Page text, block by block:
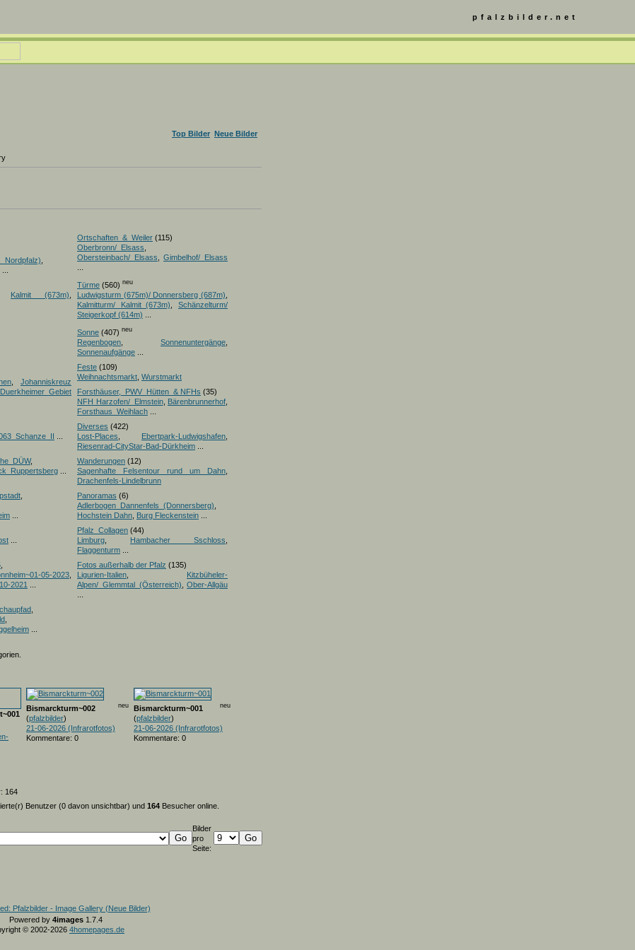
pfalzbilder.net
Top Bilder Neue Bilder
Kalmit (673m)
Johanniskreuz
Gebiet
,
05-2023
2021
Ortschaften_&_Weiler (115)
Oberbronn/_Elsass
Obersteinbach/_Elsass
Gimbelhof/_Elsass
Türme (560) neu
Ludwigsturm (675m)/ Donnersberg (687m)
Kalmitturm/ Kalmit_(673m)
Schänzelturm/
Steigerkopf (614m)
Sonne (407) neu
Regenbogen Sonnenuntergänge
Sonnenaufgänge
Feste (109)
Weihnachtsmarkt Wurstmarkt
Forsthäuser,_PWV_Hütten_& NFHs (35)
NFH Harzofen/_Elmstein, Bärenbrunnerhof
Forsthaus_Weihlach
Diverses (422)
Lost-Places
Ebertpark-Ludwigshafen
Riesenrad-CityStar-Bad-Dürkheim
Wanderungen (12)
Sagenhafte Felsentour rund um Dahn
Drachenfels-Lindelbrunn
Panoramas (6)
Adlerbogen_Dannenfels_(Donnersberg)
Hochstein Dahn Burg Fleckenstein
Pfalz_Collagen (44)
Limburg
Hambacher Sschloss
Flaggenturm
Fotos außerhalb der Pfalz (135)
Ligurien-Italien
Kitzbüheler-
Alpen/_Glemmtal_(Österreich)
Ober-Allgäu
Bismarckturm~002 neu
(pfalzbilder)
21-06-2026 (Infrarotfotos)
Kommentare: 0
Bismarckturm~001 neu
(pfalzbilder)
21-06-2026 (Infrarotfotos)
Kommentare: 0
164
Benutzer (0 davon unsichtbar) und 164 Besucher online.
Bilder
pro
Seite:
Powered by 4images 1.7.4
© 2002-2026 4homepages.de